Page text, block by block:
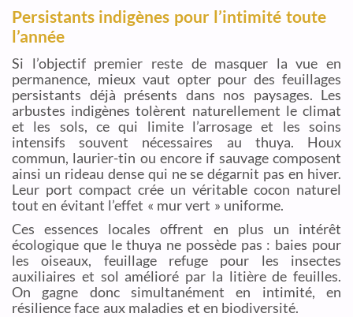
Persistants indigènes pour l’intimité toute
l’année
Si l’objectif premier reste de masquer la vue en
permanence, mieux vaut opter pour des feuillages
persistants déjà présents dans nos paysages. Les
arbustes indigènes tolèrent naturellement le climat
et les sols, ce qui limite l’arrosage et les soins
intensifs souvent nécessaires au thuya. Houx
commun, laurier-tin ou encore if sauvage composent
ainsi un rideau dense qui ne se dégarnit pas en hiver.
Leur port compact crée un véritable cocon naturel
tout en évitant l’effet « mur vert » uniforme.
Ces essences locales offrent en plus un intérêt
écologique que le thuya ne possède pas : baies pour
les oiseaux, feuillage refuge pour les insectes
auxiliaires et sol amélioré par la litière de feuilles.
On gagne donc simultanément en intimité, en
résilience face aux maladies et en biodiversité.